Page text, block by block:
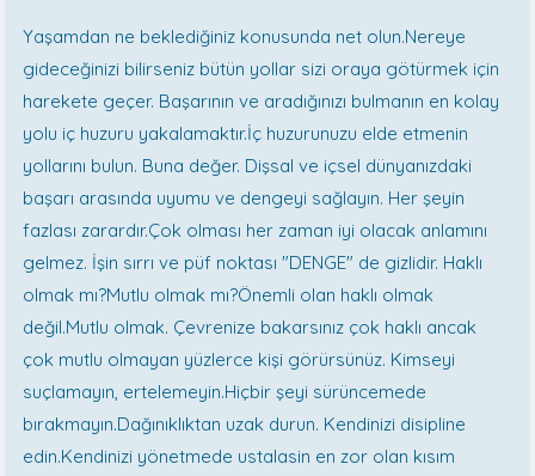
Yaşamdan ne beklediğiniz konusunda net olun.Nereye
gideceğinizi bilirseniz bütün yollar sizi oraya götürmek için
harekete geçer. Başarının ve aradığınızı bulmanın en kolay
yolu iç huzuru yakalamaktır.İç huzurunuzu elde etmenin
yollarını bulun. Buna değer. Dişsal ve içsel dünyanızdaki
başarı arasında uyumu ve dengeyi sağlayın. Her şeyin
fazlası zarardır.Çok olması her zaman iyi olacak anlamını
gelmez. İşin sırrı ve püf noktası "DENGE" de gizlidir. Haklı
olmak mı?Mutlu olmak mı?Önemli olan haklı olmak
değil.Mutlu olmak. Çevrenize bakarsınız çok haklı ancak
çok mutlu olmayan yüzlerce kişi görürsünüz. Kimseyi
suçlamayın, ertelemeyin.Hiçbir şeyi sürüncemede
bırakmayın.Dağınıklıktan uzak durun. Kendinizi disipline
edin.Kendinizi yönetmede ustalasin en zor olan kısım